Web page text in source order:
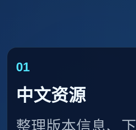
01
中文资源
整理版本信息、下